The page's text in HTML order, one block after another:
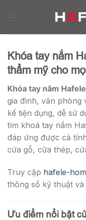
Khóa tay nắm
thẩm mỹ cho
Khóa tay nắm Hafele
gia đình, văn phòng
kế tiện dụng, dễ sử
tìm khoá tay nắm
đáp ứng được cả
cửa gỗ, cửa thép,
Truy cập hafele-
thông số kỹ thuật
Ưu điểm nổi bật